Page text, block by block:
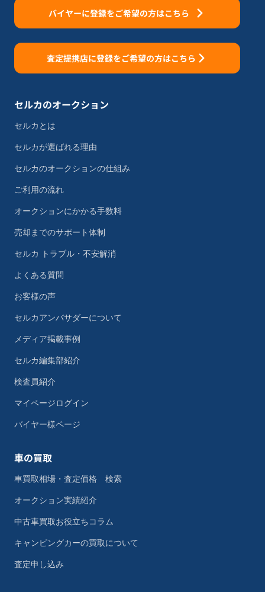
バイヤーに登録をご希望の方はこちら
査定提携店に登録をご希望の方はこちら
セルカのオークション
セルカとは
セルカが選ばれる理由
セルカのオークションの仕組み
ご利用の流れ
オークションにかかる手数料
売却までのサポート体制
セルカ トラブル・不安解消
よくある質問
お客様の声
セルカアンバサダーについて
メディア掲載事例
セルカ編集部紹介
検査員紹介
マイページログイン
バイヤー様ページ
車の買取
車買取相場・査定価格 検索
オークション実績紹介
中古車買取お役立ちコラム
キャンピングカーの買取について
査定申し込み